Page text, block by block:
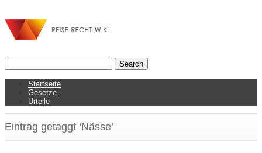
Startseite
Gesetze
Urteile
Eintrag getaggt ‘Nässe’